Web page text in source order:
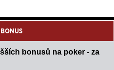
bonusů na poker - za